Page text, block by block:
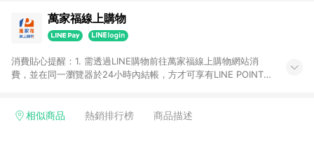
萬家福線上購物
消費貼心提醒：1. 需透過LINE購物前往萬家福線上購物網站消
費，並在同一瀏覽器於24小時內結帳，方才可享有LINE POINTS
4. 不具回饋資格種類商品：電子禮券。 5. 回饋點數計算將排除訂
相似商品 熱銷排行榜 商品描述